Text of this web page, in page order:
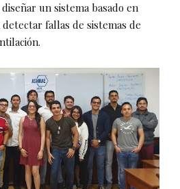
un sistema basado en
fallas de sistemas de